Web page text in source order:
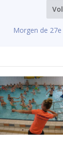
Morgen de 27e